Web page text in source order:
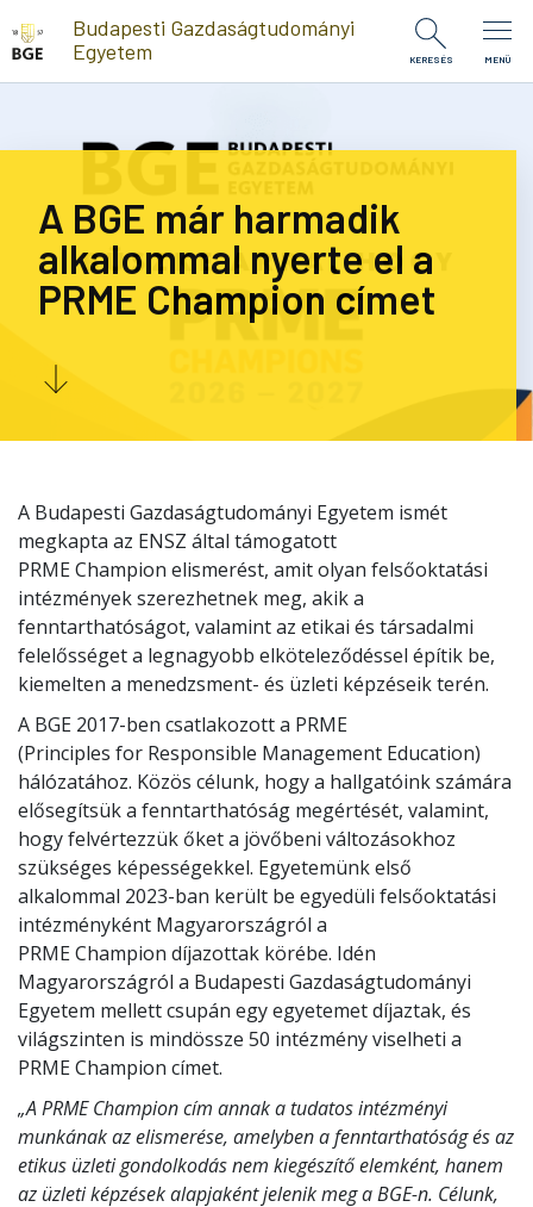
Ugrás a tartalomra
Budapesti Gazdaságtudományi
Egyetem
KERESÉS MENÜ
A BGE már harmadik
alkalommal nyerte el a
PRME Champion címet
A Budapesti Gazdaságtudományi Egyetem ismét
megkapta az ENSZ által támogatott
PRME Champion elismerést, amit olyan felsőoktatási
intézmények szerezhetnek meg, akik a
fenntarthatóságot, valamint az etikai és társadalmi
felelősséget a legnagyobb elköteleződéssel építik be,
kiemelten a menedzsment- és üzleti képzéseik terén.
A BGE 2017-ben csatlakozott a PRME
(Principles for Responsible Management Education)
hálózatához. Közös célunk, hogy a hallgatóink számára
elősegítsük a fenntarthatóság megértését, valamint,
hogy felvértezzük őket a jövőbeni változásokhoz
szükséges képességekkel. Egyetemünk első
alkalommal 2023-ban került be egyedüli felsőoktatási
intézményként Magyarországról a
PRME Champion díjazottak körébe. Idén
Magyarországról a Budapesti Gazdaságtudományi
Egyetem mellett csupán egy egyetemet díjaztak, és
világszinten is mindössze 50 intézmény viselheti a
PRME Champion címet.
„A PRME Champion cím annak a tudatos intézményi
munkának az elismerése, amelyben a fenntarthatóság és az
etikus üzleti gondolkodás nem kiegészítő elemként, hanem
az üzleti képzések alapjaként jelenik meg a BGE-n. Célunk,